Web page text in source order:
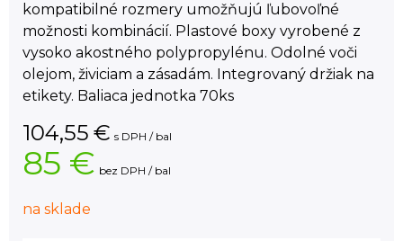
kompatibilné rozmery umožňujú ľubovoľné
možnosti kombinácií. Plastové boxy vyrobené z
vysoko akostného polypropylénu. Odolné voči
olejom, živiciam a zásadám. Integrovaný držiak na
etikety. Baliaca jednotka 70ks
104,55 € s DPH / bal
85 € bez DPH / bal
na sklade